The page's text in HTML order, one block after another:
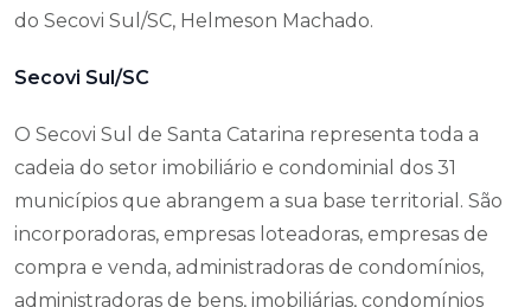
do Secovi Sul/SC, Helmeson Machado.
Secovi Sul/SC
O Secovi Sul de Santa Catarina representa toda a
cadeia do setor imobiliário e condominial dos 31
municípios que abrangem a sua base territorial. São
incorporadoras, empresas loteadoras, empresas de
compra e venda, administradoras de condomínios,
administradoras de bens, imobiliárias, condomínios